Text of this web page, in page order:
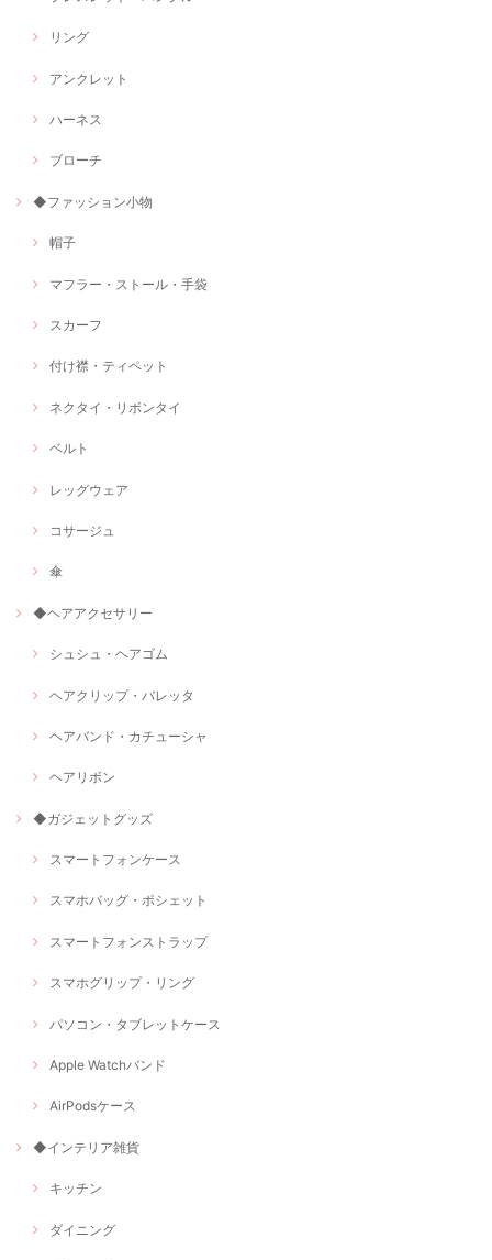
リング
アンクレット
ハーネス
ブローチ
◆ファッション小物
帽子
マフラー・ストール・手袋
スカーフ
付け襟・ティペット
ネクタイ・リボンタイ
ベルト
レッグウェア
コサージュ
傘
◆ヘアアクセサリー
シュシュ・ヘアゴム
ヘアクリップ・バレッタ
ヘアバンド・カチューシャ
ヘアリボン
◆ガジェットグッズ
スマートフォンケース
スマホバッグ・ポシェット
スマートフォンストラップ
スマホグリップ・リング
パソコン・タブレットケース
Apple Watchバンド
AirPodsケース
◆インテリア雑貨
キッチン
ダイニング